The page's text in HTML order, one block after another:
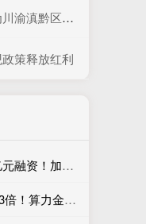
休闲旅游目的地
策释放红利
汇金配资 中科原动力完成B2轮数亿元融资！加速农业机器人规模化应用
汇巨福配资 AI服务器耗锡量是传统3倍！算力金属涨价背后的真实供需账